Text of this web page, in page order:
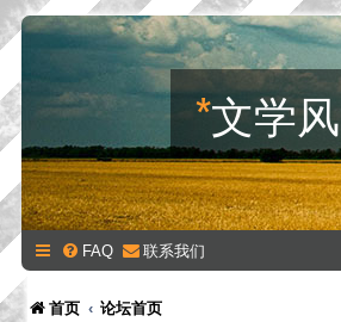
*文学风
FAQ 联系我们
首页 论坛首页